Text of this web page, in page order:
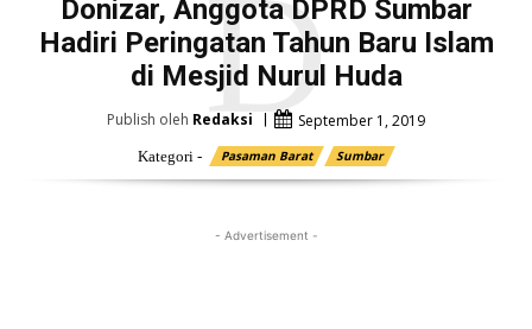
Donizar, Anggota DPRD Sumbar
Hadiri Peringatan Tahun Baru Islam
di Mesjid Nurul Huda
D
Publish oleh Redaksi September 1, 2019
Kategori - Pasaman Barat Sumbar
- Advertisement -